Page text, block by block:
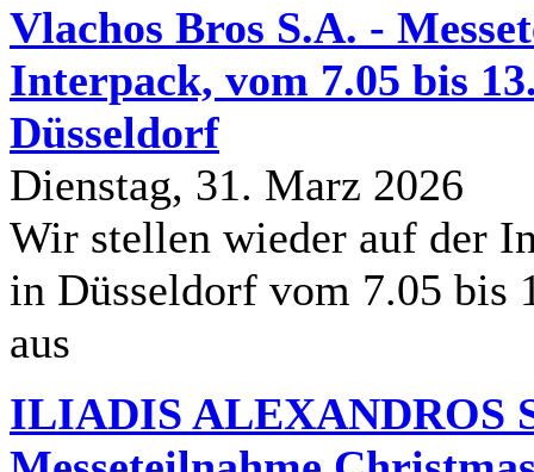
Vlachos Bros S.A. -
Interpack, vom 7.05 bis
Düsseldorf
Dienstag, 31. Marz 2026
Wir stellen wieder auf der
in Düsseldorf vom 7.05 bis
aus
ILIADIS ALEXANDROS